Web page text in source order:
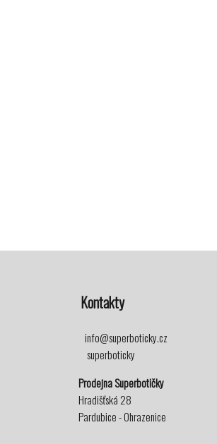
Kontakty
info@superboticky.cz
superboticky
Prodejna Superbotičky
Hradišťská 28
Pardubice - Ohrazenice